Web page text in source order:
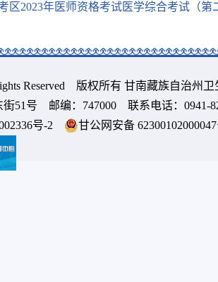
区2023年医师资格考试医学综合考试（第
Reserved 版权所有 甘南藏族自治州
51号 邮编：747000 联系电话：0941-
号-2 甘公网安备